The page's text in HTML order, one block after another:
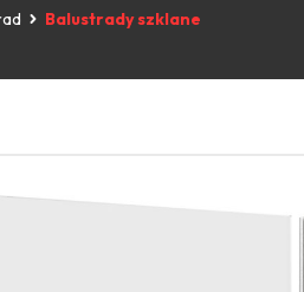
Balustrady szklane